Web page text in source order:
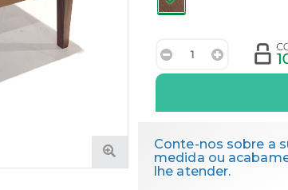
Conte-nos sobre a
medida ou
lhe atender.